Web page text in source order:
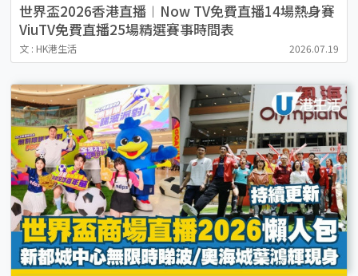
世界盃2026香港直播︱Now TV免費直播14場熱身賽
ViuTV免費直播25場精選賽事時間表
文 : HK港生活 2026.07.19